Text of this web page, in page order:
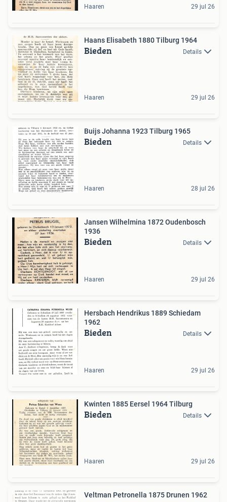
Haaren 29 jul 26
Haans Elisabeth 1880 Tilburg 1964
Bieden Details
Haaren 29 jul 26
Buijs Johanna 1923 Tilburg 1965
Bieden Details
Haaren 28 jul 26
Jansen Wilhelmina 1872 Oudenbosch
1936
Bieden Details
Haaren 29 jul 26
Hersbach Hendrikus 1889 Schiedam
1962
Bieden Details
Haaren 29 jul 26
Kwinten 1885 Eersel 1964 Tilburg
Bieden Details
Haaren 29 jul 26
Veltman Petronella 1875 Drunen 1962